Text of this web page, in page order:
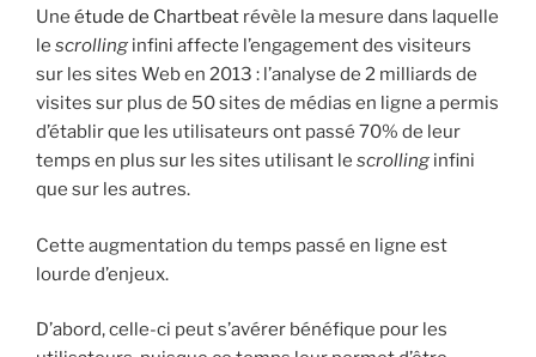
Une étude de Chartbeat révèle la mesure dans laquelle
le scrolling infini affecte l’engagement des visiteurs
sur les sites Web en 2013 : l’analyse de 2 milliards de
visites sur plus de 50 sites de médias en ligne a permis
d’établir que les utilisateurs ont passé 70% de leur
temps en plus sur les sites utilisant le scrolling infini
que sur les autres.
Cette augmentation du temps passé en ligne est
lourde d’enjeux.
D’abord, celle-ci peut s’avérer bénéfique pour les